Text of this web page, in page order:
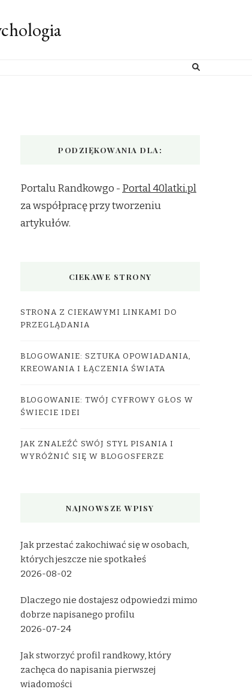
PODZIĘKOWANIA DLA:
Portalu Randkowgo - Portal 40latki.pl
za współpracę przy tworzeniu
artykułów.
CIEKAWE STRONY
STRONA Z CIEKAWYMI LINKAMI DO
PRZEGLĄDANIA
BLOGOWANIE: SZTUKA OPOWIADANIA,
KREOWANIA I ŁĄCZENIA ŚWIATA
BLOGOWANIE: TWÓJ CYFROWY GŁOS W
ŚWIECIE IDEI
JAK ZNALEŹĆ SWÓJ STYL PISANIA I
WYRÓŻNIĆ SIĘ W BLOGOSFERZE
NAJNOWSZE WPISY
Jak przestać zakochiwać się w osobach,
których jeszcze nie spotkałeś
2026-08-02
Dlaczego nie dostajesz odpowiedzi mimo
dobrze napisanego profilu
2026-07-24
Jak stworzyć profil randkowy, który
zachęca do napisania pierwszej
wiadomości